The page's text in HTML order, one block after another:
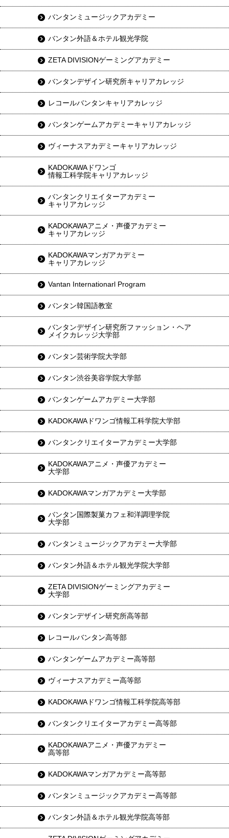
バンタンミュージックアカデミー
バンタン外語＆ホテル観光学院
ZETA DIVISIONゲーミングアカデミー
バンタンデザイン研究所キャリアカレッジ
レコールバンタンキャリアカレッジ
バンタンゲームアカデミーキャリアカレッジ
ヴィーナスアカデミーキャリアカレッジ
KADOKAWAドワンゴ
情報工科学院キャリアカレッジ
バンタンクリエイターアカデミー
キャリアカレッジ
KADOKAWAアニメ・声優アカデミー
キャリアカレッジ
KADOKAWAマンガアカデミー
キャリアカレッジ
Vantan Internationarl Program
バンタン韓国語教室
バンタンデザイン研究所ファッション・ヘア
メイクカレッジ大学部
バンタン芸術学院大学部
バンタン渋谷美容学院大学部
バンタンゲームアカデミー大学部
KADOKAWAドワンゴ情報工科学院大学部
バンタンクリエイターアカデミー大学部
KADOKAWAアニメ・声優アカデミー
大学部
KADOKAWAマンガアカデミー大学部
バンタン国際製菓カフェ和洋調理学院
大学部
バンタンミュージックアカデミー大学部
バンタン外語＆ホテル観光学院大学部
ZETA DIVISIONゲーミングアカデミー
大学部
バンタンデザイン研究所高等部
レコールバンタン高等部
バンタンゲームアカデミー高等部
ヴィーナスアカデミー高等部
KADOKAWAドワンゴ情報工科学院高等部
バンタンクリエイターアカデミー高等部
KADOKAWAアニメ・声優アカデミー
高等部
KADOKAWAマンガアカデミー高等部
バンタンミュージックアカデミー高等部
バンタン外語＆ホテル観光学院高等部